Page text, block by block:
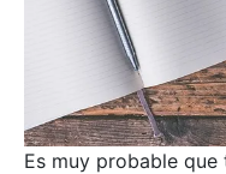
Es muy probable